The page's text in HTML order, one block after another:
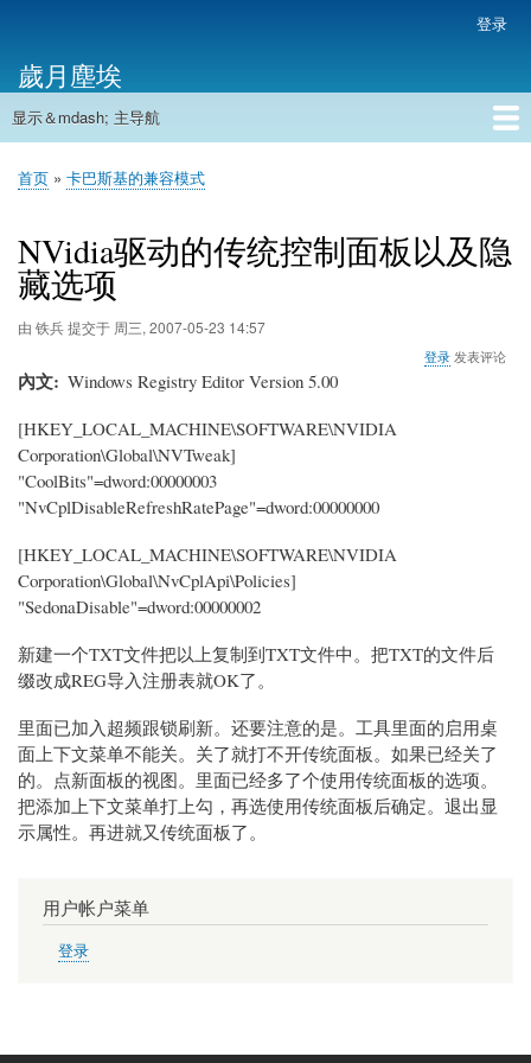
主
内
帐
户
菜
单
登录
歲月塵埃
主
航
显示＆mdash; 主导航
首页
面
屑
首页 卡巴斯基的兼容模式
NVidia驱动的传统控制面板以及隐
藏选项
由 铁兵提交于 周三, 2007-05-23 14:57
登录 发表评论
內文
Windows Registry Editor Version 5.00
[HKEY_LOCAL_MACHINE\SOFTWARE\NVIDIA
Corporation\Global\NVTweak]
"CoolBits"=dword:00000003
"NvCplDisableRefreshRatePage"=dword:00000000
[HKEY_LOCAL_MACHINE\SOFTWARE\NVIDIA
Corporation\Global\NvCplApi\Policies]
"SedonaDisable"=dword:00000002
新建一个TXT文件把以上复制到TXT文件中。把TXT的文件后
缀改成REG导入注册表就OK了。
里面已加入超频跟锁刷新。还要注意的是。工具里面的启用桌
面上下文菜单不能关。关了就打不开传统面板。如果已经关了
的。点新面板的视图。里面已经多了个使用传统面板的选项。
把添加上下文菜单打上勾，再选使用传统面板后确定。退出显
示属性。再进就又传统面板了。
用户帐户菜单
登录